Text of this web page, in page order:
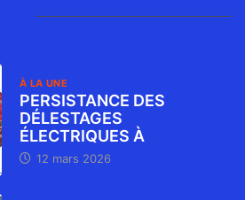
À LA UNE
PERSISTANCE DES
DÉLESTAGES
ÉLECTRIQUES À
12 mars 2026